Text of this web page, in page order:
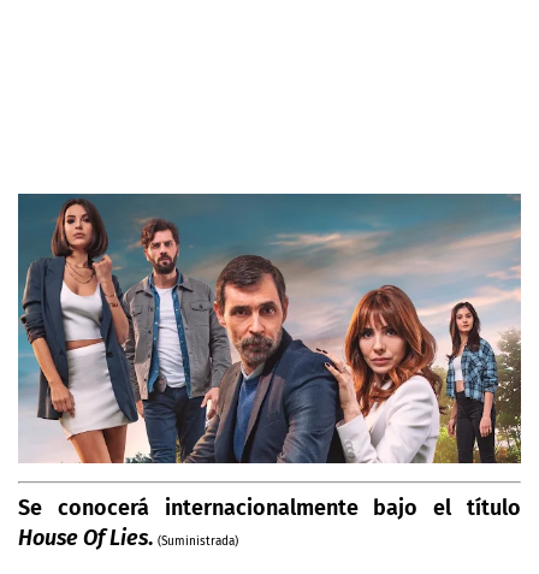
Se conocerá internacionalmente bajo el título
House Of Lies. (Suministrada)